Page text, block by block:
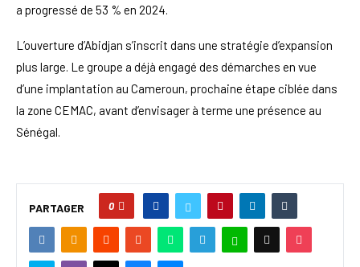
a progressé de 53 % en 2024.
L’ouverture d’Abidjan s’inscrit dans une stratégie d’expansion
plus large. Le groupe a déjà engagé des démarches en vue
d’une implantation au Cameroun, prochaine étape ciblée dans
la zone CEMAC, avant d’envisager à terme une présence au
Sénégal.
PARTAGER 0